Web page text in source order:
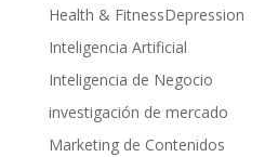
Health & FitnessDepression
Inteligencia Artificial
Inteligencia de Negocio
investigación de mercado
Marketing de Contenidos